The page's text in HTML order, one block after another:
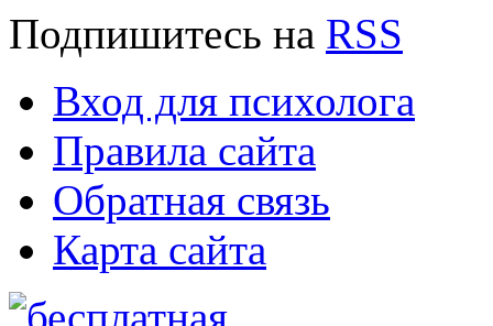
Подпишитесь на RSS
Вход для психолога
Правила сайта
Обратная связь
Карта сайта